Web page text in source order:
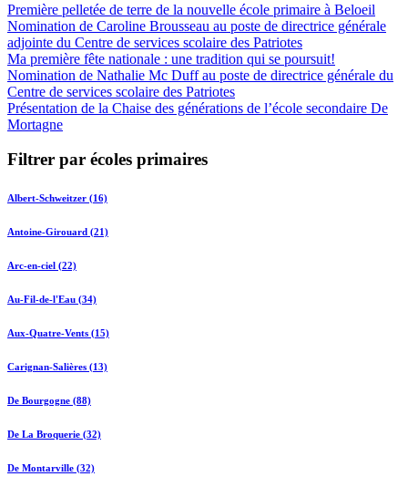
Première pelletée de terre de la nouvelle école primaire à Beloeil
Nomination de Caroline Brousseau au poste de directrice générale
adjointe du Centre de services scolaire des Patriotes
Ma première fête nationale : une tradition qui se poursuit!
Nomination de Nathalie Mc Duff au poste de directrice générale du
Centre de services scolaire des Patriotes
Présentation de la Chaise des générations de l’école secondaire De
Mortagne
Filtrer par écoles primaires
Albert-Schweitzer (16)
Antoine-Girouard (21)
Arc-en-ciel (22)
Au-Fil-de-l'Eau (34)
Aux-Quatre-Vents (15)
Carignan-Salières (13)
De Bourgogne (88)
De La Broquerie (32)
De Montarville (32)